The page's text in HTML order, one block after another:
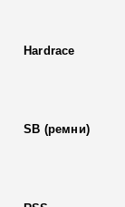
Hardrace
SB (ремни)